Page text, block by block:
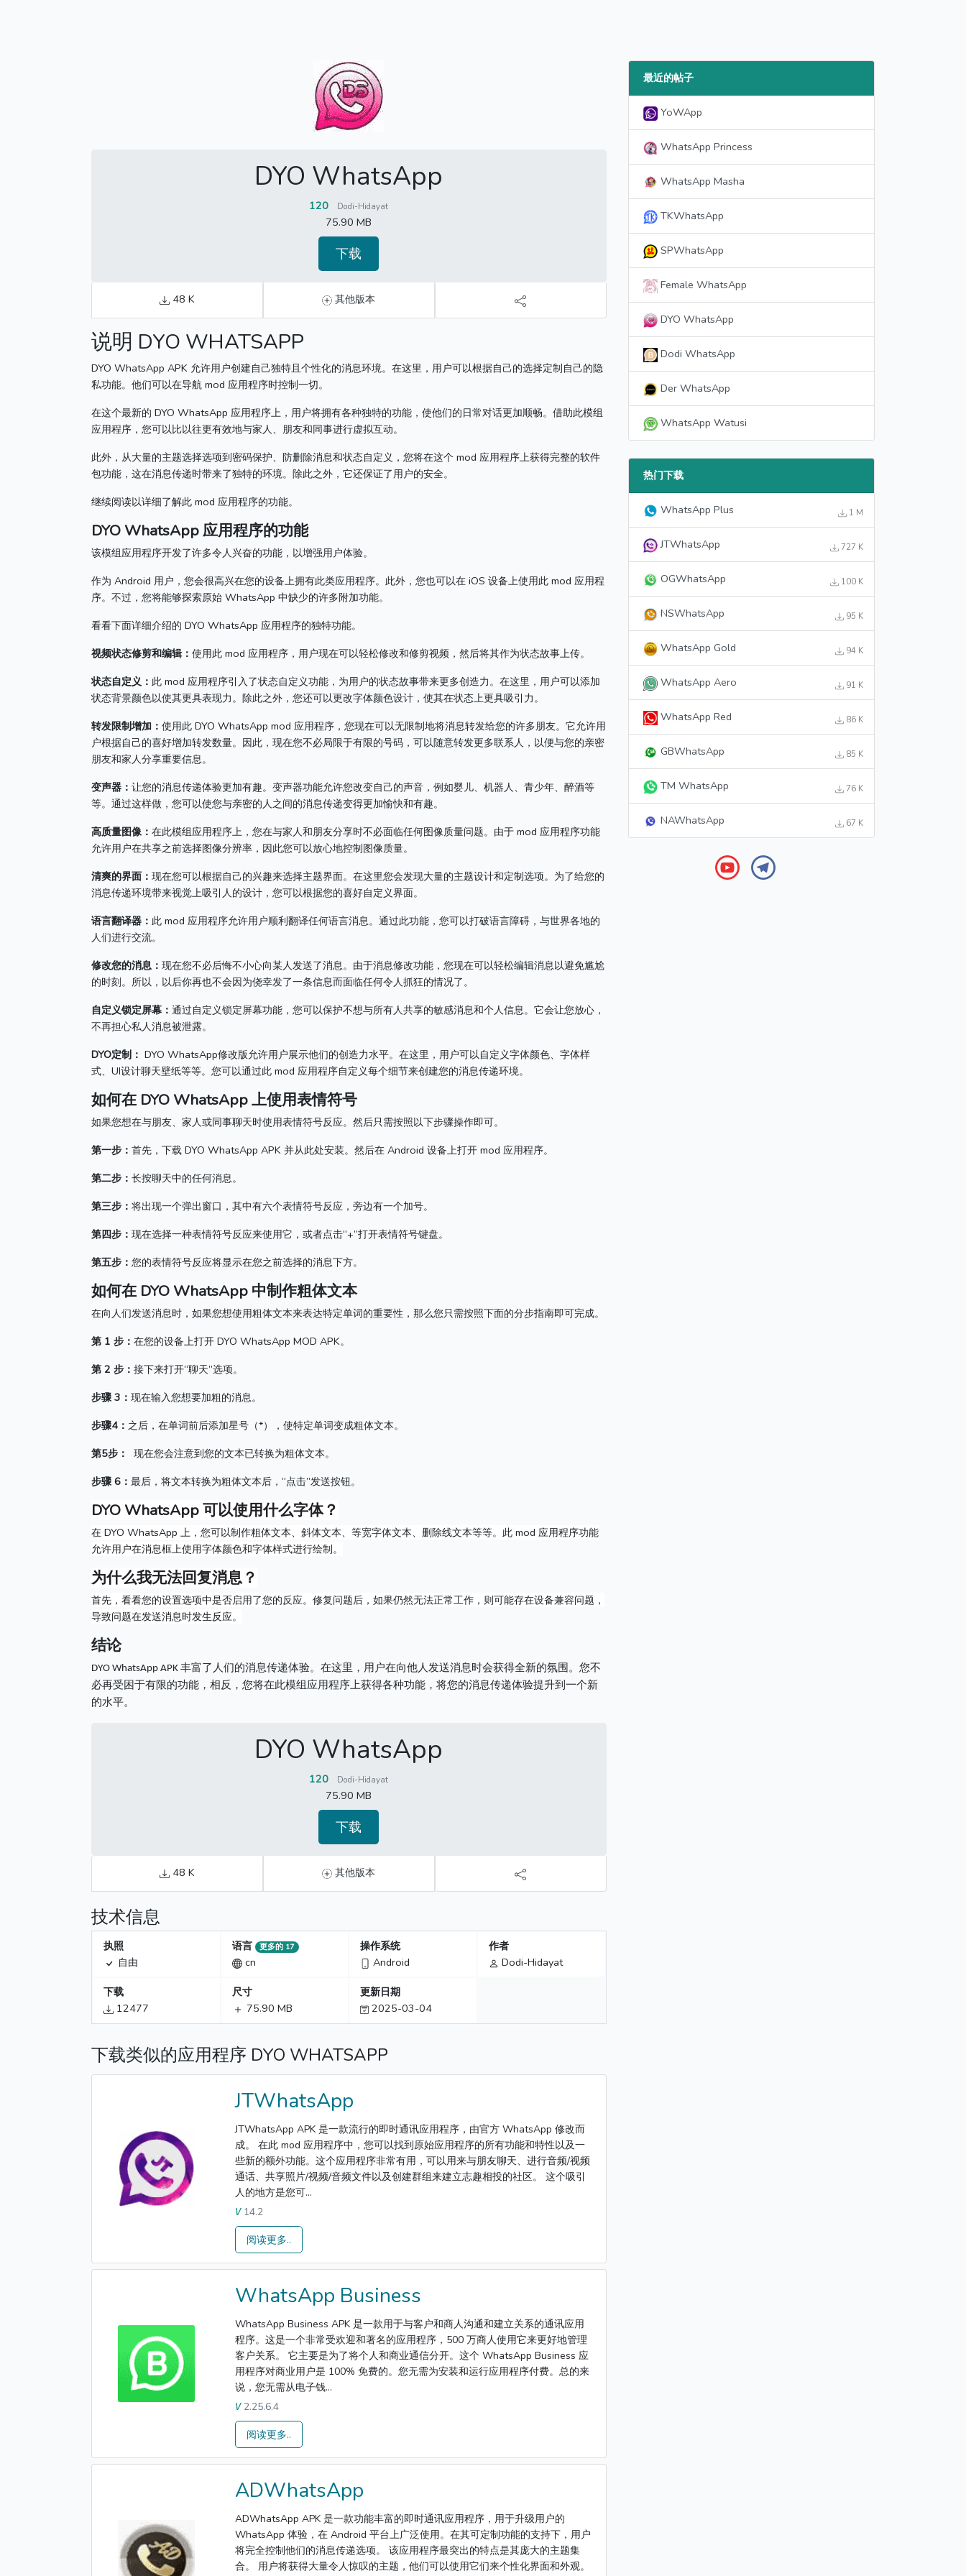
DYO WhatsApp
120 Dodi-Hidayat
75.90 MB
下载
48 K 其他版本
说明 DYO WHATSAPP
DYO WhatsApp APK 允许用户创建自己独特且个性化的消息环境。 在这里，用户可以根据自己的选择定制自己的隐
私功能。 他们可以在导航 mod 应用程序时控制一切。
在这个最新的 DYO WhatsApp 应用程序上，用户将拥有各种独特的功能，使他们的日常对话更加顺畅。 借助此模组
应用程序，您可以比以往更有效地与家人、朋友和同事进行虚拟互动。
此外，从大量的主题选择选项到密码保护、防删除消息和状态自定义，您将在这个 mod 应用程序上获得完整的软件
包功能，这在消息传递时带来了独特的环境。 除此之外，它还保证了用户的安全。
继续阅读以详细了解此 mod 应用程序的功能。
DYO WhatsApp 应用程序的功能
该模组应用程序开发了许多令人兴奋的功能，以增强用户体验。
作为 Android 用户，您会很高兴在您的设备上拥有此类应用程序。 此外，您也可以在 iOS 设备上使用此 mod 应用程
序。 不过，您将能够探索原始 WhatsApp 中缺少的许多附加功能。
看看下面详细介绍的 DYO WhatsApp 应用程序的独特功能。
视频状态修剪和编辑： 使用此 mod 应用程序，用户现在可以轻松修改和修剪视频，然后将其作为状态故事上传。
状态自定义： 此 mod 应用程序引入了状态自定义功能，为用户的状态故事带来更多创造力。 在这里，用户可以添加
状态背景颜色以使其更具表现力。 除此之外，您还可以更改字体颜色设计，使其在状态上更具吸引力。
转发限制增加： 使用此 DYO WhatsApp mod 应用程序，您现在可以无限制地将消息转发给您的许多朋友。 它允许用
户根据自己的喜好增加转发数量。 因此，现在您不必局限于有限的号码，可以随意转发更多联系人，以便与您的亲密
朋友和家人分享重要信息。
变声器： 让您的消息传递体验更加有趣。 变声器功能允许您改变自己的声音，例如婴儿、机器人、青少年、醉酒等
等。 通过这样做，您可以使您与亲密的人之间的消息传递变得更加愉快和有趣。
高质量图像： 在此模组应用程序上，您在与家人和朋友分享时不必面临任何图像质量问题。 由于 mod 应用程序功能
允许用户在共享之前选择图像分辨率，因此您可以放心地控制图像质量。
清爽的界面： 现在您可以根据自己的兴趣来选择主题界面。 在这里您会发现大量的主题设计和定制选项。 为了给您的
消息传递环境带来视觉上吸引人的设计，您可以根据您的喜好自定义界面。
语言翻译器： 此 mod 应用程序允许用户顺利翻译任何语言消息。 通过此功能，您可以打破语言障碍，与世界各地的
人们进行交流。
修改您的消息： 现在您不必后悔不小心向某人发送了消息。 由于消息修改功能，您现在可以轻松编辑消息以避免尴尬
的时刻。 所以，以后你再也不会因为侥幸发了一条信息而面临任何令人抓狂的情况了。
自定义锁定屏幕： 通过自定义锁定屏幕功能，您可以保护不想与所有人共享的敏感消息和个人信息。 它会让您放心，
不再担心私人消息被泄露。
DYO定制： DYO WhatsApp修改版允许用户展示他们的创造力水平。 在这里，用户可以自定义字体颜色、字体样
式、UI设计聊天壁纸等等。 您可以通过此 mod 应用程序自定义每个细节来创建您的消息传递环境。
如何在 DYO WhatsApp 上使用表情符号
如果您想在与朋友、家人或同事聊天时使用表情符号反应。 然后只需按照以下步骤操作即可。
第一步： 首先，下载 DYO WhatsApp APK 并从此处安装。 然后在 Android 设备上打开 mod 应用程序。
第二步： 长按聊天中的任何消息。
第三步： 将出现一个弹出窗口，其中有六个表情符号反应，旁边有一个加号。
第四步： 现在选择一种表情符号反应来使用它，或者点击“+”打开表情符号键盘。
第五步： 您的表情符号反应将显示在您之前选择的消息下方。
如何在 DYO WhatsApp 中制作粗体文本
在向人们发送消息时，如果您想使用粗体文本来表达特定单词的重要性，那么您只需按照下面的分步指南即可完成。
第 1 步： 在您的设备上打开 DYO WhatsApp MOD APK。
第 2 步： 接下来打开“聊天”选项。
步骤 3： 现在输入您想要加粗的消息。
步骤4： 之后，在单词前后添加星号（*），使特定单词变成粗体文本。
第5步：
现在您会注意到您的文本已转换为粗体文本。
步骤 6： 最后，将文本转换为粗体文本后，“点击”发送按钮。
DYO WhatsApp 可以使用什么字体？
在 DYO WhatsApp 上，您可以制作粗体文本、斜体文本、等宽字体文本、删除线文本等等。 此 mod 应用程序功能
允许用户在消息框上使用字体颜色和字体样式进行绘制。
为什么我无法回复消息？
首先，看看您的设置选项中是否启用了您的反应。 修复问题后，如果仍然无法正常工作，则可能存在设备兼容问题，
导致问题在发送消息时发生反应。
结论
DYO WhatsApp APK 丰富了人们的消息传递体验。 在这里，用户在向他人发送消息时会获得全新的氛围。 您不
必再受困于有限的功能，相反，您将在此模组应用程序上获得各种功能，将您的消息传递体验提升到一个新
的水平。
DYO WhatsApp
120 Dodi-Hidayat
75.90 MB
下载
48 K 其他版本
技术信息
执照
自由
语言 更多的 17
cn
操作系统
Android
作者
Dodi-Hidayat
下载
12477
尺寸
75.90 MB
更新日期
2025-03-04
下载类似的应用程序 DYO WHATSAPP
JTWhatsApp
JTWhatsApp APK 是一款流行的即时通讯应用程序，由官方 WhatsApp 修改而
成。 在此 mod 应用程序中，您可以找到原始应用程序的所有功能和特性以及一
些新的额外功能。这个应用程序非常有用，可以用来与朋友聊天、进行音频/视频
通话、共享照片/视频/音频文件以及创建群组来建立志趣相投的社区。 这个吸引
人的地方是您可...
V14.2
阅读更多..
WhatsApp Business
WhatsApp Business APK 是一款用于与客户和商人沟通和建立关系的通讯应用
程序。这是一个非常受欢迎和著名的应用程序，500 万商人使用它来更好地管理
客户关系。 它主要是为了将个人和商业通信分开。这个 WhatsApp Business 应
用程序对商业用户是 100% 免费的。您无需为安装和运行应用程序付费。总的来
说，您无需从电子钱...
V2.25.6.4
阅读更多..
ADWhatsApp
ADWhatsApp APK 是一款功能丰富的即时通讯应用程序，用于升级用户的
WhatsApp 体验，在 Android 平台上广泛使用。在其可定制功能的支持下，用户
将完全控制他们的消息传递选项。 该应用程序最突出的特点是其庞大的主题集
合。 用户将获得大量令人惊叹的主题，他们可以使用它们来个性化界面和外观。
最近的帖子
YoWApp
WhatsApp Princess
WhatsApp Masha
TKWhatsApp
SPWhatsApp
Female WhatsApp
DYO WhatsApp
Dodi WhatsApp
Der WhatsApp
WhatsApp Watusi
热门下载
WhatsApp Plus 1 M
JTWhatsApp 727 K
OGWhatsApp 100 K
NSWhatsApp 95 K
WhatsApp Gold 94 K
WhatsApp Aero 91 K
WhatsApp Red 86 K
GBWhatsApp 85 K
TM WhatsApp 76 K
NAWhatsApp 67 K